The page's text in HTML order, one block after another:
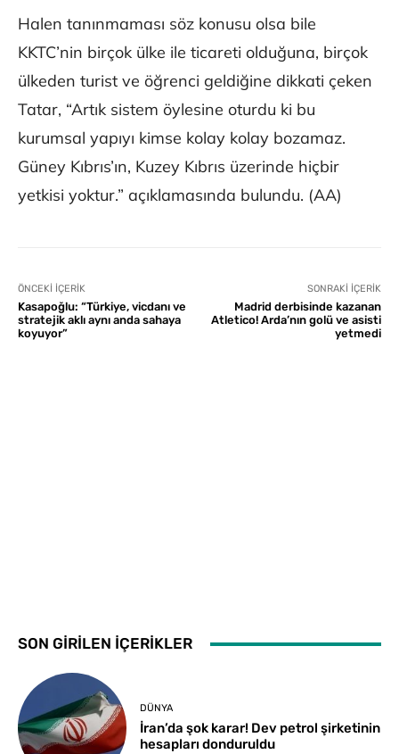
Halen tanınmaması söz konusu olsa bile
KKTC’nin birçok ülke ile ticareti olduğuna, birçok
ülkeden turist ve öğrenci geldiğine dikkati çeken
Tatar, “Artık sistem öylesine oturdu ki bu
kurumsal yapıyı kimse kolay kolay bozamaz.
Güney Kıbrıs’ın, Kuzey Kıbrıs üzerinde hiçbir
yetkisi yoktur.” açıklamasında bulundu. (AA)
ÖNCEKI İÇERIK
Kasapoğlu: “Türkiye, vicdanı ve
stratejik aklı aynı anda sahaya
koyuyor”
SONRAKI İÇERIK
Madrid derbisinde kazanan
Atletico! Arda’nın golü ve asisti
yetmedi
SON GİRİLEN İÇERİKLER
DÜNYA
İran’da şok karar! Dev petrol şirketinin
hesapları donduruldu